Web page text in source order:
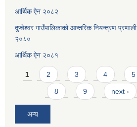
आर्थिक ऐन २०८२
दुप्चेश्वर गाउँपालिकाको आन्तरिक नियन्त्रण प्रणाली
२०८०
आर्थिक ऐन २०८१
Pages
1 2 3 4 5
8 9 next ›
अन्य